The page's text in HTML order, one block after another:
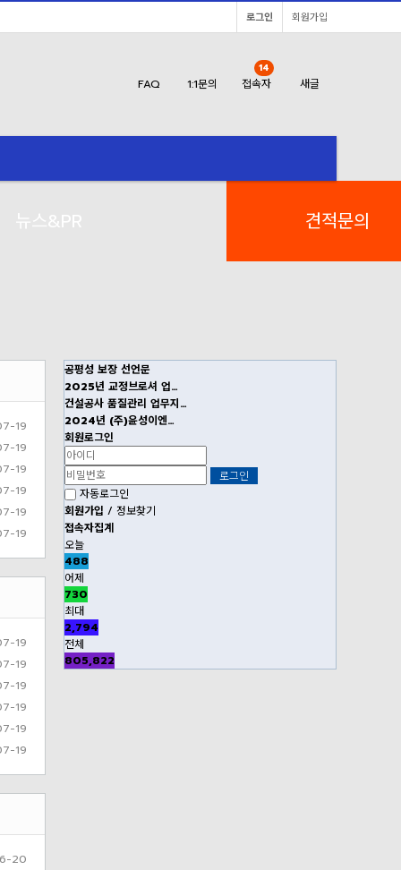
회원가입
로그인
FAQ 1:1문의 접속자
14
새글
뉴스&PR 견적문의
19
19
19
19
19
19
19
19
19
19
19
19
20
공평성 보장 선언문
2025년 교정브로셔 업…
건설공사 품질관리 업무지…
2024년 (주)윤성이엔…
회원로그인
자동로그인
회원가입 / 정보찾기
접속자집계
오늘
488
어제
730
최대
2,794
전체
805,822